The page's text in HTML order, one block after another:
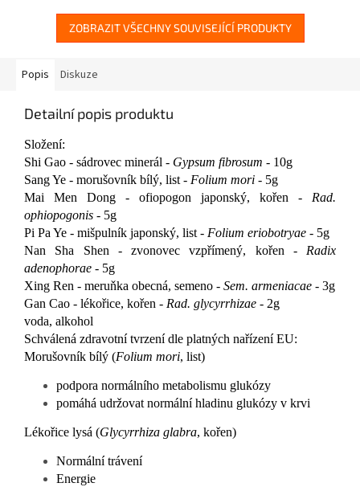
ZOBRAZIT VŠECHNY SOUVISEJÍCÍ PRODUKTY
Popis Diskuze
Detailní popis produktu
Složení:
Shi Gao - sádrovec minerál - Gypsum fibrosum - 10g
Sang Ye - morušovník bílý, list - Folium mori - 5g
Mai Men Dong - ofiopogon japonský, kořen - Rad.
ophiopogonis - 5g
Pi Pa Ye - mišpulník japonský, list - Folium eriobotryae - 5g
Nan Sha Shen - zvonovec vzpřímený, kořen - Radix
adenophorae - 5g
Xing Ren - meruňka obecná, semeno - Sem. armeniacae - 3g
Gan Cao - lékořice, kořen - Rad. glycyrrhizae - 2g
voda, alkohol
Schválená zdravotní tvrzení dle platných nařízení EU:
Morušovník bílý (Folium mori, list)
podpora normálního metabolismu glukózy
pomáhá udržovat normální hladinu glukózy v krvi
Lékořice lysá (Glycyrrhiza glabra, kořen)
Normální trávení
Energie